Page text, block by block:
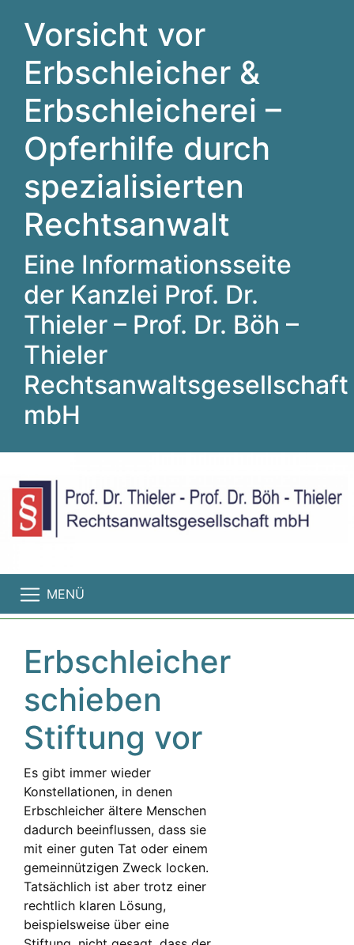
Vorsicht vor
Erbschleicher &
Erbschleicherei –
Opferhilfe durch
spezialisierten
Rechtsanwalt
Eine Informationsseite
der Kanzlei Prof. Dr.
Thieler – Prof. Dr. Böh –
Thieler
Rechtsanwaltsgesellschaft
mbH
MENÜ
Erbschleicher
schieben
Stiftung vor
Es gibt immer wieder
Konstellationen, in denen
Erbschleicher ältere Menschen
dadurch beeinflussen, dass sie
mit einer guten Tat oder einem
gemeinnützigen Zweck locken.
Tatsächlich ist aber trotz einer
rechtlich klaren Lösung,
beispielsweise über eine